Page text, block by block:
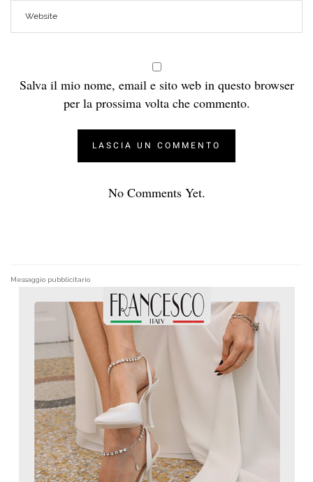
Salva il mio nome, email e sito web in questo browser
per la prossima volta che commento.
No Comments Yet.
Messaggio pubblicitario